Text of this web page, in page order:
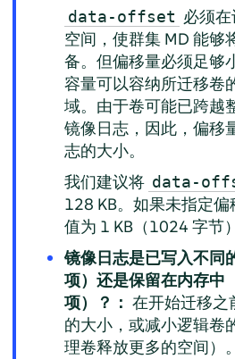
data-offset 必须
空间，使群集 MD 能够
备。但偏移量必须足够
容量可以容纳所迁移卷
域。由于卷可能已跨越
镜像日志，因此，偏移
志的大小。
我们建议将 data-
128 KB。如果未指定
值为 1 KB（1024 字节）
镜像日志是已写入不同
项）还是保留在内存中
项）？： 在开始迁移之
的大小，或减小逻辑卷
理卷释放更多的空间）。